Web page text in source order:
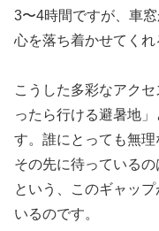
3〜4時間ですが、車
心を落ち着かせてくれ
こうした多彩なアク
ったら行ける避暑地
す。誰にとっても無理
その先に待っている
という、このギャッ
いるのです。